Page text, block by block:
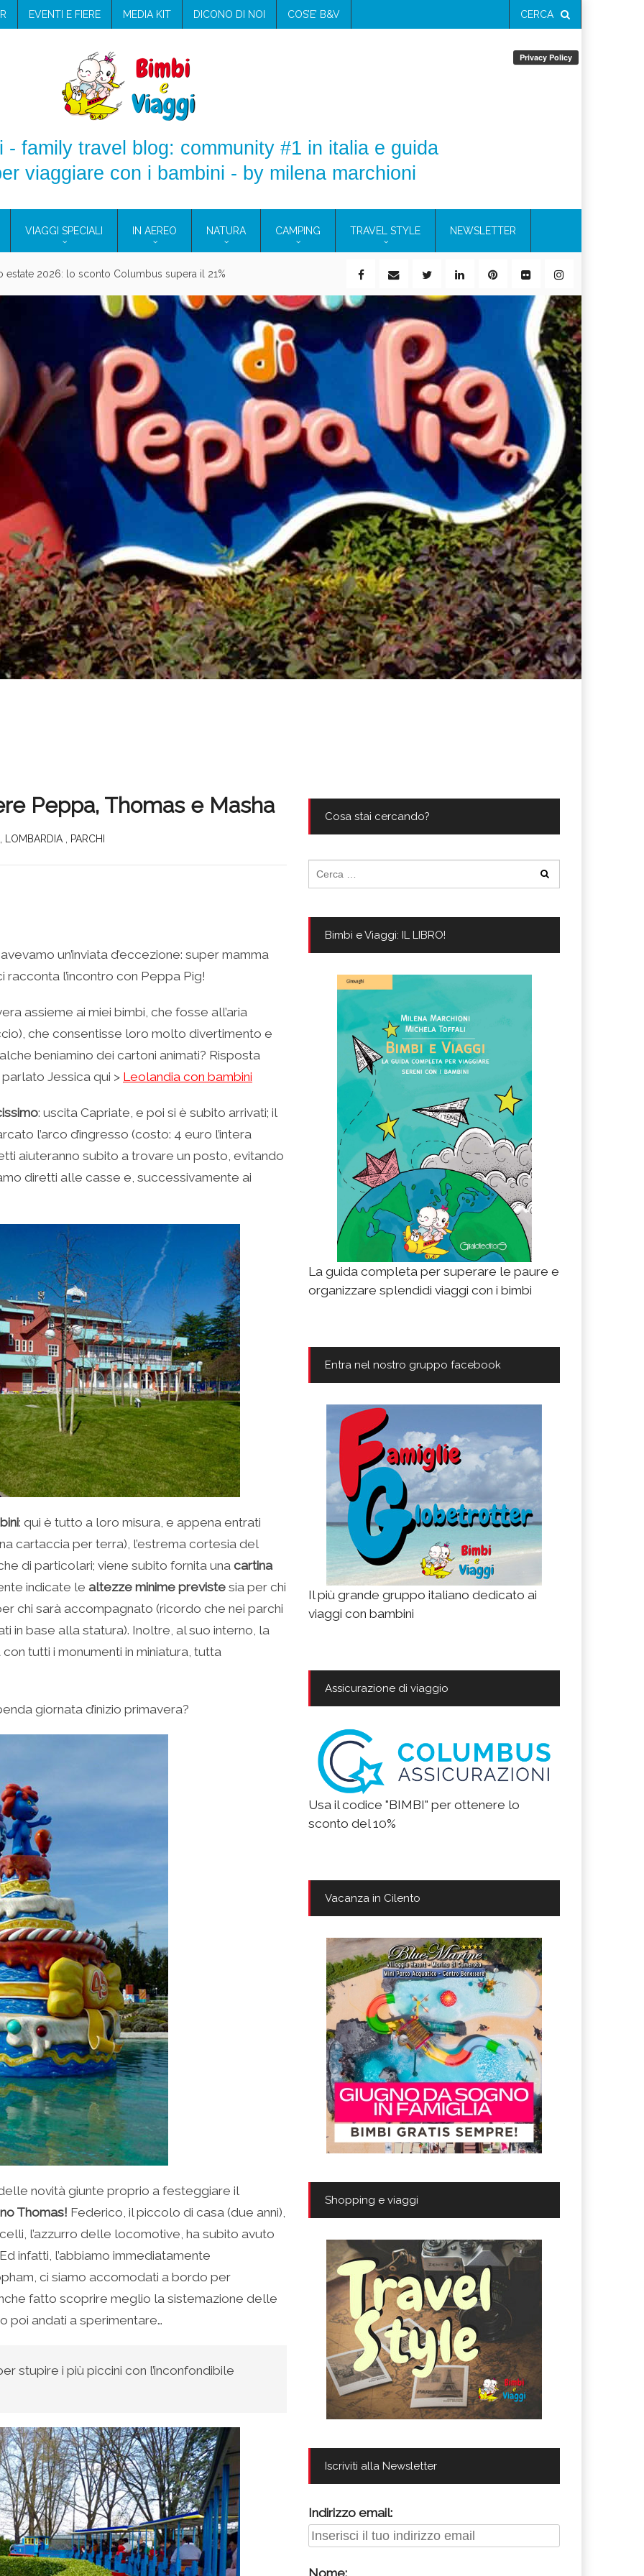
EVENTI E FIERE MEDIA KIT DICONO DI NOI COS’E’ B&V CERCA
- family travel blog: community #1 in italia e guida
viaggiare con i bambini - by milena marchioni
VIAGGI SPECIALI IN AEREO NATURA CAMPING TRAVEL STYLE NEWSLETTER
i prodotti che hanno conquistato la mia valigia (e la pelle sensibile)
Villaggio per famiglie in Cilento: il Blue Marine di Marina di Camerota
Vacanze in campeggio con i bambini: come trovare l’offerta migliore?
CONSIGLI PRATICI Assicurazione viaggio estate 2026: lo sconto Columbus supera il 21%
Peppa, Thomas e Masha
LOMBARDIA PARCHI
un’inviata d’eccezione: super mamma
racconta l’incontro con Peppa Pig!
assieme ai miei bimbi, che fosse all’aria
che consentisse loro molto divertimento e
beniamino dei cartoni animati? Risposta
Jessica qui > Leolandia con bambini
: uscita Capriate, e poi si è subito arrivati; il
l’arco d’ingresso (costo: 4 euro l’intera
aiuteranno subito a trovare un posto, evitando
diretti alle casse e, successivamente ai
: qui è tutto a loro misura, e appena entrati
cartaccia per terra), l’estrema cortesia del
di particolari; viene subito fornita una cartina
indicate le altezze minime previste sia per chi
chi sarà accompagnato (ricordo che nei parchi
in base alla statura). Inoltre, al suo interno, la
tutti i monumenti in miniatura, tutta
giornata d’inizio primavera?
novità giunte proprio a festeggiare il
Thomas! Federico, il piccolo di casa (due anni),
l’azzurro delle locomotive, ha subito avuto
infatti, l’abbiamo immediatamente
ci siamo accomodati a bordo per
fatto scoprire meglio la sistemazione delle
poi andati a sperimentare…
stupire i più piccini con l’inconfondibile
Cosa stai cercando?
per:
Bimbi e Viaggi: IL LIBRO!
La guida completa per superare le paure e
organizzare splendidi viaggi con i bimbi
Entra nel nostro gruppo facebook
Il più grande gruppo italiano dedicato ai
viaggi con bambini
Assicurazione di viaggio
Usa il codice "BIMBI" per ottenere lo
sconto del 10%
Vacanza in Cilento
Shopping e viaggi
Iscriviti alla Newsletter
Indirizzo email: